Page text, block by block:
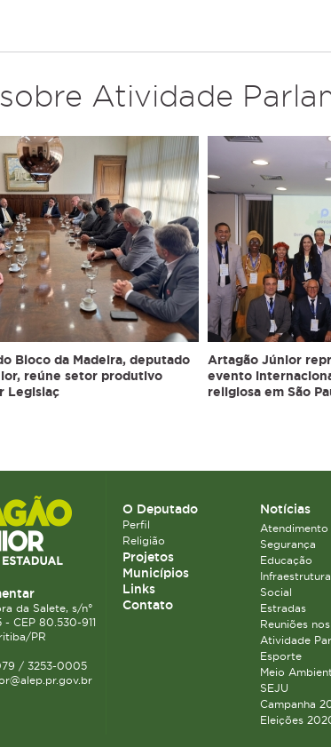
Atividade
Bloco da Madeira, deputado
reúne setor produtivo
Legislaç
Artagão Júnior
evento
religiosa em São
da Salete, s/n°
CEP 80.530-911
PR
/ 3253-0005
O Deputado
Perfil
Religião
Projetos
Municípios
Links
Contato
Notícias
Atendimento
Segurança
Educação
Social
Estradas
Reuniões
Atividade
Esporte
Meio
SEJU
Campanha
Eleições